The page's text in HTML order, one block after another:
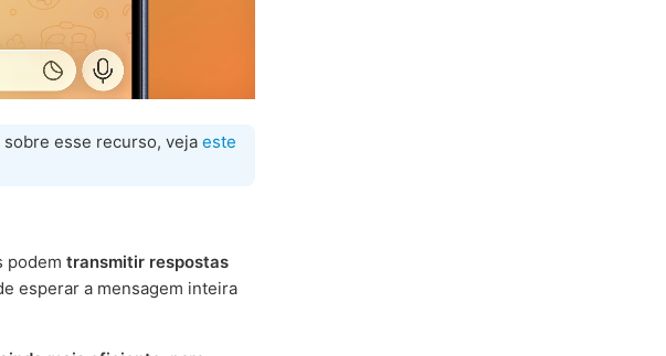
sobre esse recurso, veja este
podem transmitir respostas
esperar a mensagem inteira